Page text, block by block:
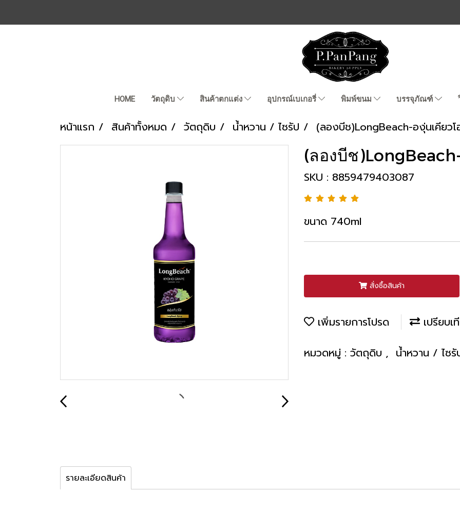
HOME วัตถุดิบ สินค้าตกแต่ง อุปกรณ์เบเกอรี่ พิมพ์ขนม บรรจุภัณฑ์
หน้าแรก สินค้าทั้งหมด วัตถุดิบ น้ำหวาน / ไซรัป (ลองบีช)LongBeach-องุ่นเคียวโ
(ลองบีช
SKU : 8859479403087
ขนาด 740ml
สั่งซื้อสินค้า
เพิ่มรายการโปรด เปรียบเ
หมวดหมู่ : วัตถุดิบ , น้ำหวาน / ไซรั
รายละเอียดสินค้า